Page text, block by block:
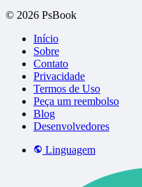
© 2026 PsBook
Início
Sobre
Contato
Privacidade
Termos de Uso
Peça um reembolso
Blog
Desenvolvedores
Linguagem